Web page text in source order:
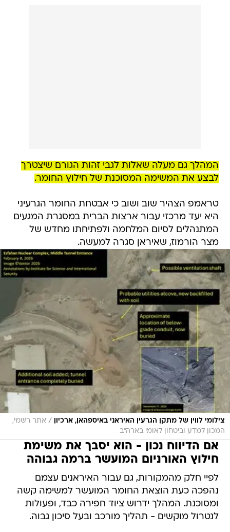
המהלך גם מעלה שאלות לגבי זהות הגורם שיצטרך
לבצע את המשימה המסוכנת של חילוץ החומר.
טראמפ הצהיר שוב ושוב כי אבטחת החומר הגרעיני
היא יעד מרכזי עבור ארצות הברית במסגרת המגעים
המתנהלים לסיום המלחמה ולפתיחתו מחדש של
מצר הורמוז, שאיראן סגרה למעשה.
צילומי לווין של מתקן הגרעין האיראני באיספהאן, ארכיון / אתר רשמי,
המכון למדע וביטחון לאומי בארה"ב
אם הדיווח נכון - הוא יסבך את משימת
חילוץ האורניום המועשר ברמה גבוהה
לפיי חלק מהמקורות, גם עבור האיראנים עצמם
נהפכה כעת הוצאת החומר המועשר למשימה קשה
ומסוכנת. המהלך ידרוש ציוד חפירה כבד, ופעולות
לנטרול מוקשים - תהליך מורכב ובעל סיכון גבוה.